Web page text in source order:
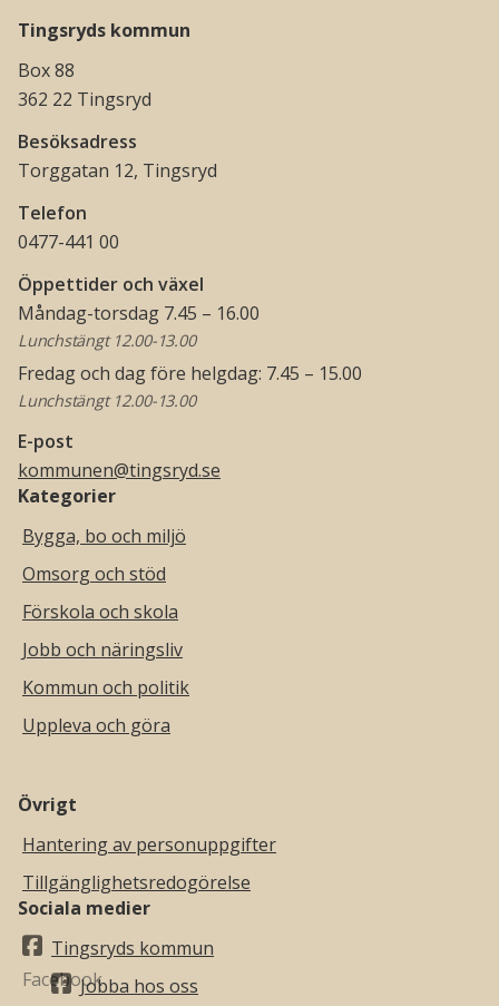
Tingsryds kommun
Box 88
362 22 Tingsryd
Besöksadress
Torggatan 12, Tingsryd
Telefon
0477-441 00
Öppettider och växel
Måndag-torsdag 7.45 – 16.00
Lunchstängt 12.00-13.00
Fredag och dag före helgdag: 7.45 – 15.00
Lunchstängt 12.00-13.00
E-post
kommunen@tingsryd.se
Kategorier
Bygga, bo och miljö
Omsorg och stöd
Förskola och skola
Jobb och näringsliv
Kommun och politik
Uppleva och göra
Övrigt
Hantering av personuppgifter
Tillgänglighetsredogörelse
Sociala medier
Tingsryds kommun
Jobba hos oss